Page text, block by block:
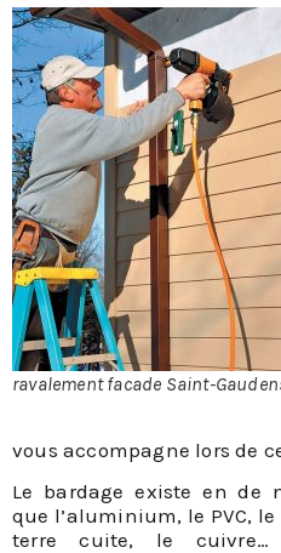
ravalement facade Saint-
vous accompagne lors de
Le bardage existe en de
que l’aluminium, le PVC,
terre cuite, le cuivre…